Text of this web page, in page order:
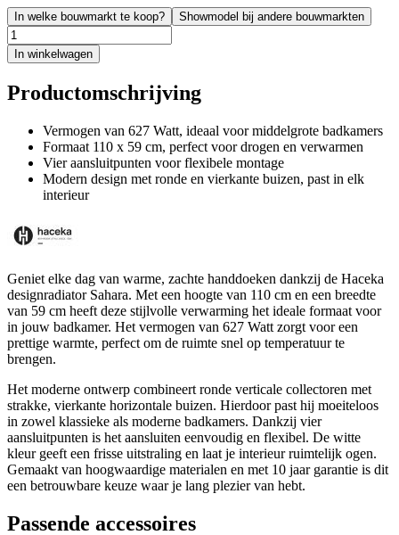
In welke bouwmarkt te koop? Showmodel bij andere bouwmarkten
In winkelwagen
Productomschrijving
Vermogen van 627 Watt, ideaal voor middelgrote badkamers
Formaat 110 x 59 cm, perfect voor drogen en verwarmen
Vier aansluitpunten voor flexibele montage
Modern design met ronde en vierkante buizen, past in elk
interieur
Geniet elke dag van warme, zachte handdoeken dankzij de Haceka
designradiator Sahara. Met een hoogte van 110 cm en een breedte
van 59 cm heeft deze stijlvolle verwarming het ideale formaat voor
in jouw badkamer. Het vermogen van 627 Watt zorgt voor een
prettige warmte, perfect om de ruimte snel op temperatuur te
brengen.
Het moderne ontwerp combineert ronde verticale collectoren met
strakke, vierkante horizontale buizen. Hierdoor past hij moeiteloos
in zowel klassieke als moderne badkamers. Dankzij vier
aansluitpunten is het aansluiten eenvoudig en flexibel. De witte
kleur geeft een frisse uitstraling en laat je interieur ruimtelijk ogen.
Gemaakt van hoogwaardige materialen en met 10 jaar garantie is dit
een betrouwbare keuze waar je lang plezier van hebt.
Passende accessoires